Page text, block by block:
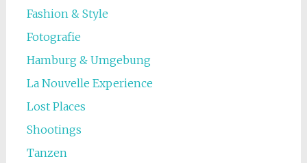
Fashion & Style
Fotografie
Hamburg & Umgebung
La Nouvelle Experience
Lost Places
Shootings
Tanzen